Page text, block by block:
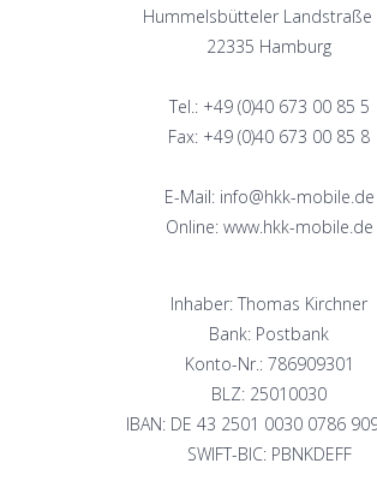
Hummelsbütteler Landstraße
22335 Hamburg
Tel.: +49 (0)40 673 00 85 5
Fax: +49 (0)40 673 00 85 8
E-Mail: info@hkk-mobile.de
Online: www.hkk-mobile.de
Inhaber: Thomas Kirchner
Bank: Postbank
Konto-Nr.: 786909301
BLZ: 25010030
IBAN: DE 43 2501 0030 0786
SWIFT-BIC: PBNKDEFF